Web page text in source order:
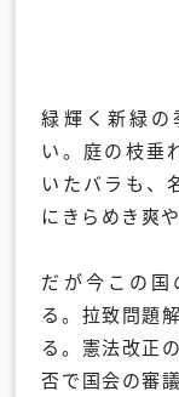
緑輝く新緑の
い。庭の枝垂
いたバラも、
にきらめき爽
だが今この
る。拉致問題
る。憲法改正
否で国会の審